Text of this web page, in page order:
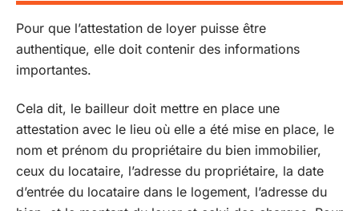
Pour que l’attestation de loyer puisse être
authentique, elle doit contenir des informations
importantes.
Cela dit, le bailleur doit mettre en place une
attestation avec le lieu où elle a été mise en place, le
nom et prénom du propriétaire du bien immobilier,
ceux du locataire, l’adresse du propriétaire, la date
d’entrée du locataire dans le logement, l’adresse du